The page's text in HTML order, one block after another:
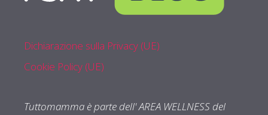
Dichiarazione sulla Privacy (UE)
Cookie Policy (UE)
Tuttomamma è parte dell' AREA WELLNESS del